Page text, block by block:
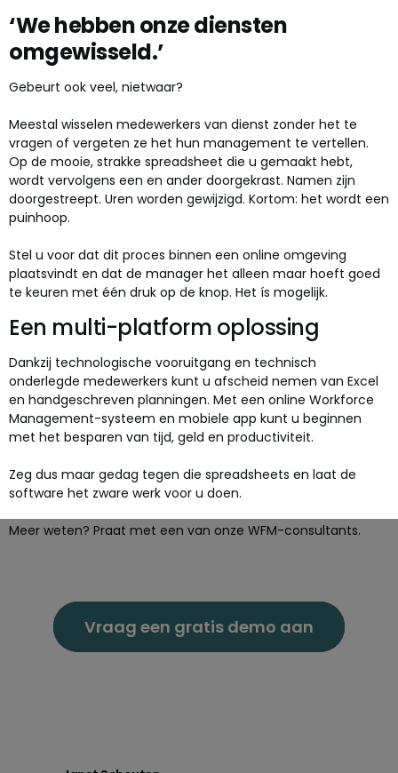
‘We hebben onze diensten
omgewisseld.’
Gebeurt ook veel, nietwaar?
Meestal wisselen medewerkers van dienst zonder het te
vragen of vergeten ze het hun management te vertellen.
Op de mooie, strakke spreadsheet die u gemaakt hebt,
wordt vervolgens een en ander doorgekrast. Namen zijn
doorgestreept. Uren worden gewijzigd. Kortom: het wordt een
puinhoop.
Stel u voor dat dit proces binnen een online omgeving
plaatsvindt en dat de manager het alleen maar hoeft goed
te keuren met één druk op de knop. Het ís mogelijk.
Een multi-platform oplossing
Dankzij technologische vooruitgang en technisch
onderlegde medewerkers kunt u afscheid nemen van Excel
en handgeschreven planningen. Met een online Workforce
Management-systeem en mobiele app kunt u beginnen
met het besparen van tijd, geld en productiviteit.
Zeg dus maar gedag tegen die spreadsheets en laat de
software het zware werk voor u doen.
Meer weten? Praat met een van onze WFM-consultants.
Vraag een gratis demo aan